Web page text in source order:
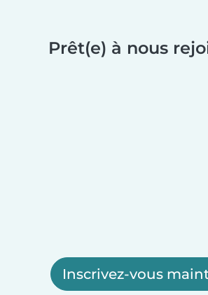
Prêt(e) à nous
Inscrivez-vous